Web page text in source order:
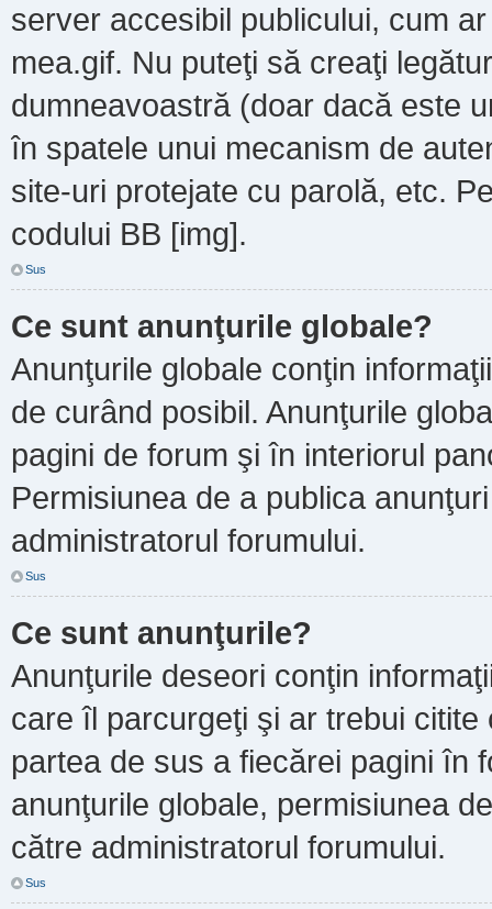
server accesibil publicului, cum
mea.gif. Nu puteţi să creaţi
dumneavoastră (doar dacă este
în spatele unui mecanism de
site-uri protejate cu parolă, etc.
codului BB [img].
Sus
Ce sunt anunţurile globale?
Anunţurile globale conţin
de curând posibil. Anunţurile
pagini de forum şi în interiorul
Permisiunea de a publica
administratorul forumului.
Sus
Ce sunt anunţurile?
Anunţurile deseori conţin
care îl parcurgeţi şi ar trebui
partea de sus a fiecărei pagini în
anunţurile globale, permisiunea
către administratorul forumului.
Sus